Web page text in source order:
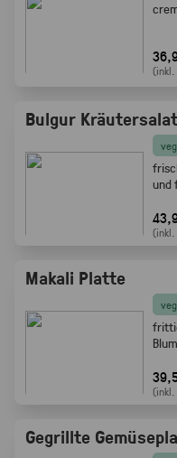
(inkl.
Bulgur Kräutersalat
und
(inkl.
Makali Platte
(inkl.
Gegrillte